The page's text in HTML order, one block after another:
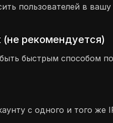
пользователей в
рекомендуется)
быстрым способом
с одного и того